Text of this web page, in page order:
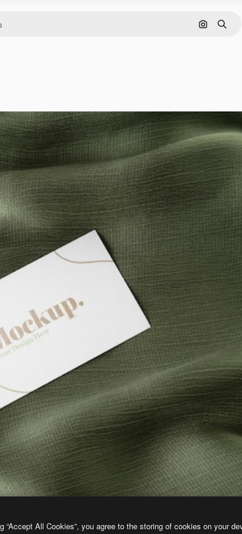
Поиск по
Поиск
“Accept All Cookies”, you agree to the storing of cookies on your